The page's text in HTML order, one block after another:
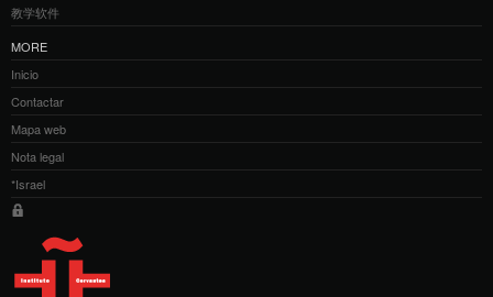
教学软件
MORE
Inicio
Contactar
Mapa web
Nota legal
*Israel